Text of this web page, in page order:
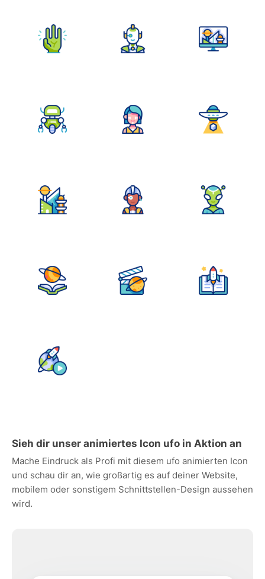
Sieh dir unser animiertes Icon ufo in Aktion an
Mache Eindruck als Profi mit diesem ufo animierten Icon
und schau dir an, wie großartig es auf deiner Website,
mobilem oder sonstigem Schnittstellen-Design aussehen
wird.